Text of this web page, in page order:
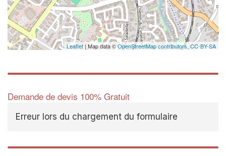
Leaflet| Map data ©OpenStreetMap contributors,CC-BY-SA
Demande de devis 100% Gratuit
Erreur lors du chargement du formulaire